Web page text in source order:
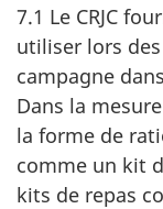
7.1 Le CRJC
utiliser lors
campagne
Dans la
la forme de
comme un kit
kits de repas